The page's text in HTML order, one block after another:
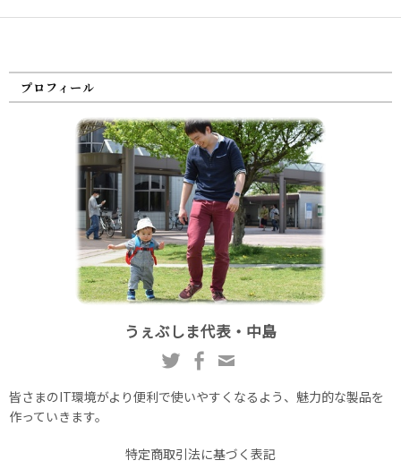
プロフィール
うぇぶしま代表・中島
皆さまのIT環境がより便利で使いやすくなるよう、魅力的な製品を
作っていきます。
特定商取引法に基づく表記